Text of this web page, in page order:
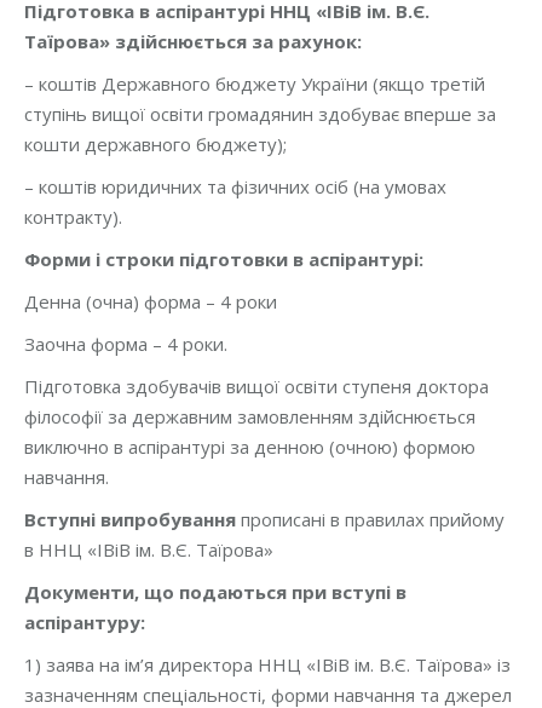
Підготовка в аспірантурі ННЦ «ІВіВ ім. В.Є.
Таїрова» здійснюється за рахунок:
– коштів Державного бюджету України (якщо третій
ступінь вищої освіти громадянин здобуває вперше за
кошти державного бюджету);
– коштів юридичних та фізичних осіб (на умовах
контракту).
Форми і строки підготовки в аспірантурі:
Денна (очна) форма – 4 роки
Заочна форма – 4 роки.
Підготовка здобувачів вищої освіти ступеня доктора
філософії за державним замовленням здійснюється
виключно в аспірантурі за денною (очною) формою
навчання.
Вступні випробування прописані в правилах прийому
в ННЦ «ІВіВ ім. В.Є. Таїрова»
Документи, що подаються при вступі в
аспірантуру:
1) заява на ім’я директора ННЦ «ІВіВ ім. В.Є. Таїрова» із
зазначенням спеціальності, форми навчання та джерел